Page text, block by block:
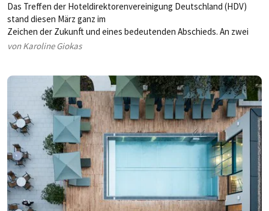
Das Treffen der Hoteldirektorenvereinigung Deutschland (HDV)
stand diesen März ganz im
Zeichen der Zukunft und eines bedeutenden Abschieds. An zwei
Tagen nahmen die Teilnehmer der Frühjahrstagung im Leonardo
Branche in Augenschein. Zudem verabschiedete sich mit Jürgen
Gangl eine charakterstarke Leitfigur aus dem Vorstand – ein
Moment voller Emotionen und Anerkennung.
von Karoline Giokas